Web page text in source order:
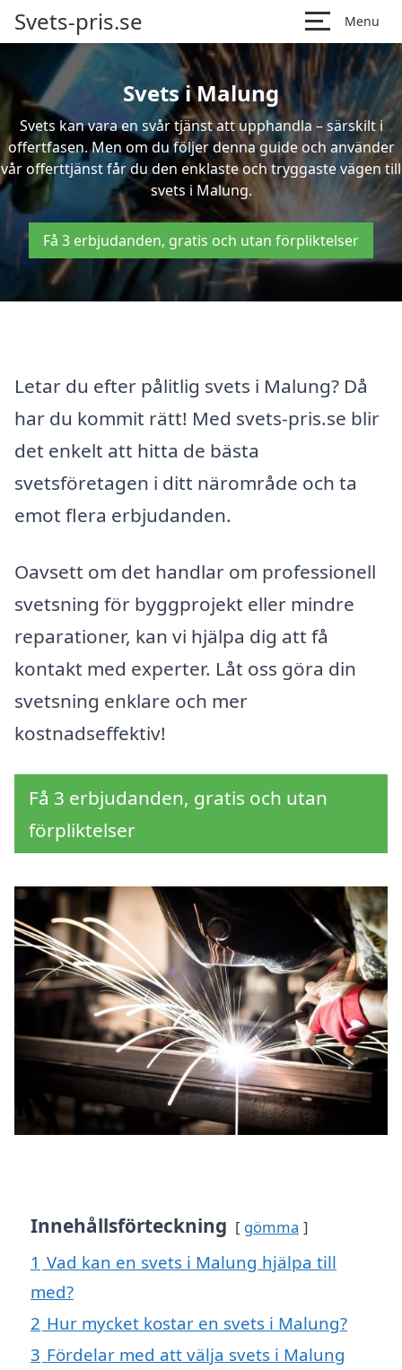
Svets-pris.se Menu
Svets i Malung
Svets kan vara en svår tjänst att upphandla – särskilt i
offertfasen. Men om du följer denna guide och använder
vår offerttjänst får du den enklaste och tryggaste vägen till
svets i Malung.
Få 3 erbjudanden, gratis och utan förpliktelser
Letar du efter pålitlig svets i Malung? Då
har du kommit rätt! Med svets-pris.se blir
det enkelt att hitta de bästa
svetsföretagen i ditt närområde och ta
emot flera erbjudanden.
Oavsett om det handlar om professionell
svetsning för byggprojekt eller mindre
reparationer, kan vi hjälpa dig att få
kontakt med experter. Låt oss göra din
svetsning enklare och mer
kostnadseffektiv!
Få 3 erbjudanden, gratis och utan
förpliktelser
Innehållsförteckning gömma
1 Vad kan en svets i Malung hjälpa till
med?
2 Hur mycket kostar en svets i Malung?
3 Fördelar med att välja svets i Malung